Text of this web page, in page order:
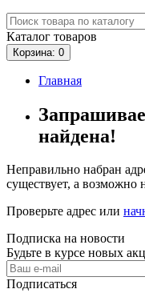
Каталог товаров
Корзина: 0
Главная
найдена!
Неправильно набран
существует, а возможно
Проверьте адрес или
Подписка на новости
Будьте в курсе новых
Подписаться